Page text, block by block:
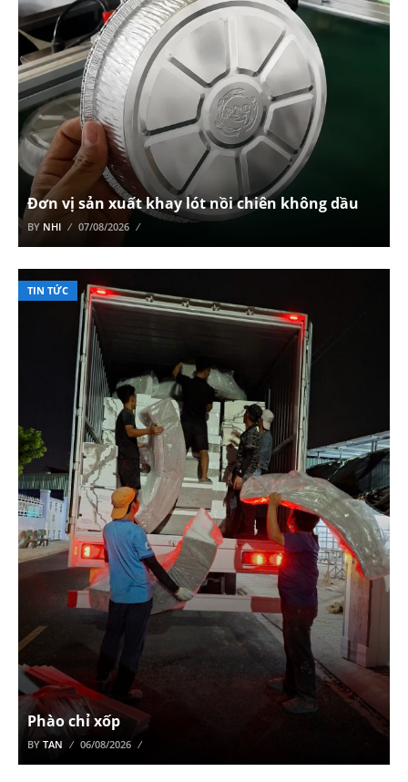
Đơn vị sản xuất khay lót nồi chiên không dầu
BY NHI 07/08/2026
TIN TỨC
Phào chỉ xốp
BY TAN 06/08/2026